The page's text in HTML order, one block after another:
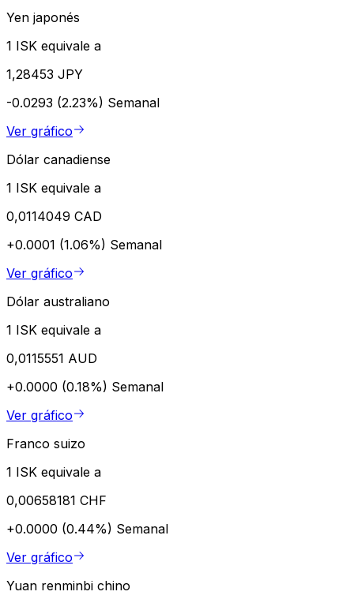
Yen japonés
1 ISK equivale a
1,28453 JPY
-0.0293 (2.23%) Semanal
Ver gráfico
Dólar canadiense
1 ISK equivale a
0,0114049 CAD
+0.0001 (1.06%) Semanal
Ver gráfico
Dólar australiano
1 ISK equivale a
0,0115551 AUD
+0.0000 (0.18%) Semanal
Ver gráfico
Franco suizo
1 ISK equivale a
0,00658181 CHF
+0.0000 (0.44%) Semanal
Ver gráfico
Yuan renminbi chino